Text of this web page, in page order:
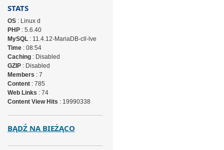
STATS
OS: Linux d
PHP: 5.6.40
MySQL: 11.4.12-MariaDB-cll-lve
Time: 08:54
Caching: Disabled
GZIP: Disabled
Members : 7
Content: 785
Web Links : 74
Content View Hits : 19990338
BĄDŹ NA BIEŻĄCO